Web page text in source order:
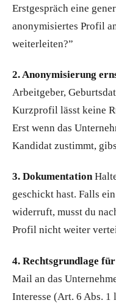
Erstgespräch eine
anonymisiertes Profil
weiterleiten?”
2. Anonymisierung
Arbeitgeber,
Kurzprofil lässt keine
Erst wenn das
Kandidat zustimmt,
3. Dokumentation
geschickt hast. Falls
widerruft, musst du
Profil nicht weiter
4. Rechtsgrundlage
Mail an das
Interesse (Art. 6 Abs.